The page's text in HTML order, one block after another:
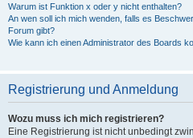
Warum ist Funktion x oder y nicht enthalten?
An wen soll ich mich wenden, falls es
Forum gibt?
Wie kann ich einen Administrator des Boards
Registrierung und Anmeldung
Wozu muss ich mich registrieren?
Eine Registrierung ist nicht unbedingt